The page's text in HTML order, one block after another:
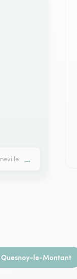
→
Quesnoy-le-Montant